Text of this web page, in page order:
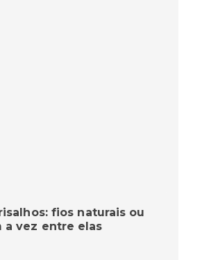
fios naturais ou
a vez entre elas